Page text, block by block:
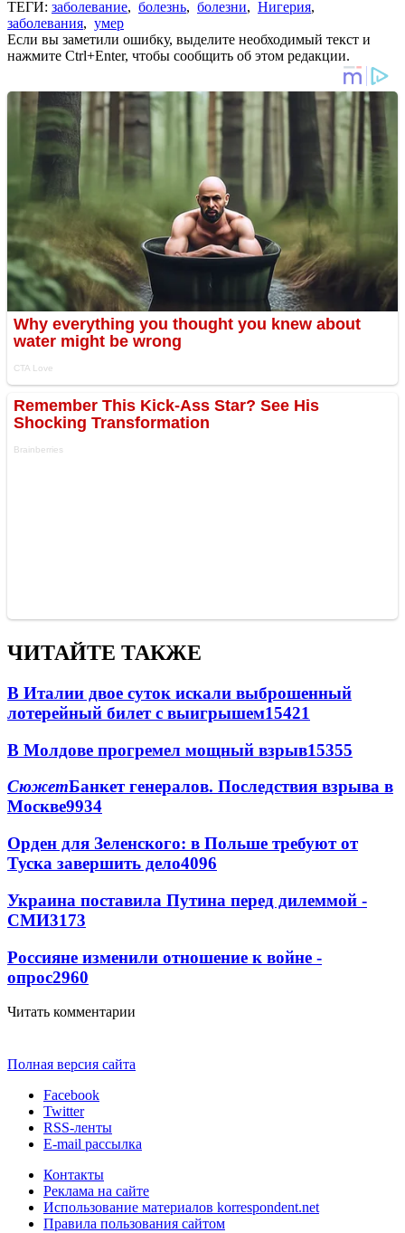
ТЕГИ: заболевание, болезнь, болезни, Нигерия,
заболевания, умер
Если вы заметили ошибку, выделите необходимый текст и
нажмите Ctrl+Enter, чтобы сообщить об этом редакции.
ЧИТАЙТЕ ТАКЖЕ
В Италии двое суток искали выброшенный
лотерейный билет с выигрышем15421
В Молдове прогремел мощный взрыв15355
СюжетБанкет генералов. Последствия взрыва в
Москве9934
Орден для Зеленского: в Польше требуют от
Туска завершить дело4096
Украина поставила Путина перед дилеммой -
СМИ3173
Россияне изменили отношение к войне -
опрос2960
Читать комментарии
Полная версия сайта
Facebook
Twitter
RSS-ленты
E-mail рассылка
Контакты
Реклама на сайте
Использование материалов korrespondent.net
Правила пользования сайтом